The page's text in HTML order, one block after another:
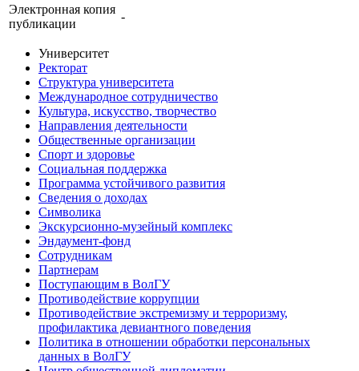
Электронная копия
публикации
-
Университет
Ректорат
Структура университета
Международное сотрудничество
Культура, искусство, творчество
Направления деятельности
Общественные организации
Спорт и здоровье
Социальная поддержка
Программа устойчивого развития
Сведения о доходах
Символика
Экскурсионно-музейный комплекс
Эндаумент-фонд
Сотрудникам
Партнерам
Поступающим в ВолГУ
Противодействие коррупции
Противодействие экстремизму и терроризму,
профилактика девиантного поведения
Политика в отношении обработки персональных
данных в ВолГУ